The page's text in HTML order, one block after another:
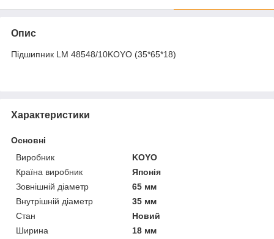
Опис
Підшипник LM 48548/10KOYO (35*65*18)
Характеристики
Основні
Виробник
KOYO
Країна виробник
Японія
Зовнішній діаметр
65 мм
Внутрішній діаметр
35 мм
Стан
Новий
Ширина
18 мм